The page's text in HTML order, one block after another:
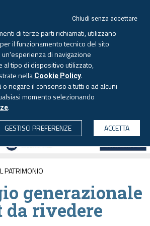
CERCA
agosto 2026 - Aggiornato alle 6.00
PATRIMONIO
generazionale
rivedere
Chiudi senza accettare
di terze parti richiamati, utilizzano
il funzionamento tecnico del sito
di navigazione
al tipo di dispositivo utilizzato,
nella Cookie Policy.
negare il consenso a tutti o ad alcuni
momento selezionando
.
GESTISCI PREFERENZE
ACCETTA